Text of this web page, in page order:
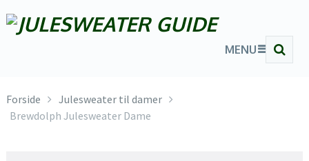
MENU
Forside
Julesweater til damer
Brewdolph Julesweater Dame